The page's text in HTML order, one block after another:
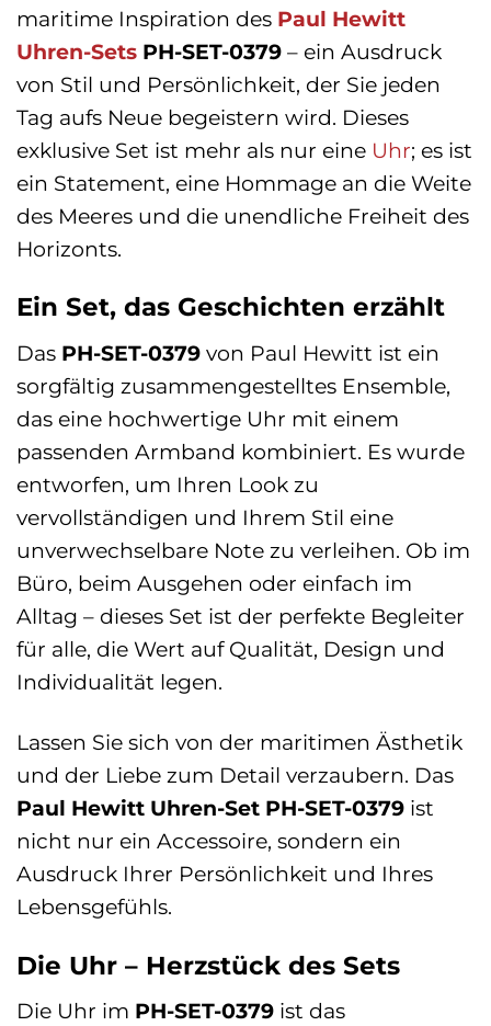
maritime Inspiration des Paul Hewitt
Uhren-Sets PH-SET-0379 – ein Ausdruck
von Stil und Persönlichkeit, der Sie jeden
Tag aufs Neue begeistern wird. Dieses
exklusive Set ist mehr als nur eine Uhr; es ist
ein Statement, eine Hommage an die Weite
des Meeres und die unendliche Freiheit des
Horizonts.
Ein Set, das Geschichten erzählt
Das PH-SET-0379 von Paul Hewitt ist ein
sorgfältig zusammengestelltes Ensemble,
das eine hochwertige Uhr mit einem
passenden Armband kombiniert. Es wurde
entworfen, um Ihren Look zu
vervollständigen und Ihrem Stil eine
unverwechselbare Note zu verleihen. Ob im
Büro, beim Ausgehen oder einfach im
Alltag – dieses Set ist der perfekte Begleiter
für alle, die Wert auf Qualität, Design und
Individualität legen.
Lassen Sie sich von der maritimen Ästhetik
und der Liebe zum Detail verzaubern. Das
Paul Hewitt Uhren-Set PH-SET-0379 ist
nicht nur ein Accessoire, sondern ein
Ausdruck Ihrer Persönlichkeit und Ihres
Lebensgefühls.
Die Uhr – Herzstück des Sets
Die Uhr im PH-SET-0379 ist das